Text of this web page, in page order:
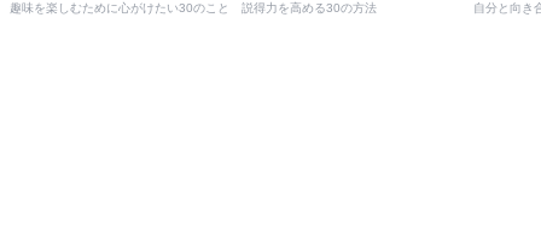
趣味を楽しむために心がけたい30のこと 説得力を高める30の方法 自分と向き